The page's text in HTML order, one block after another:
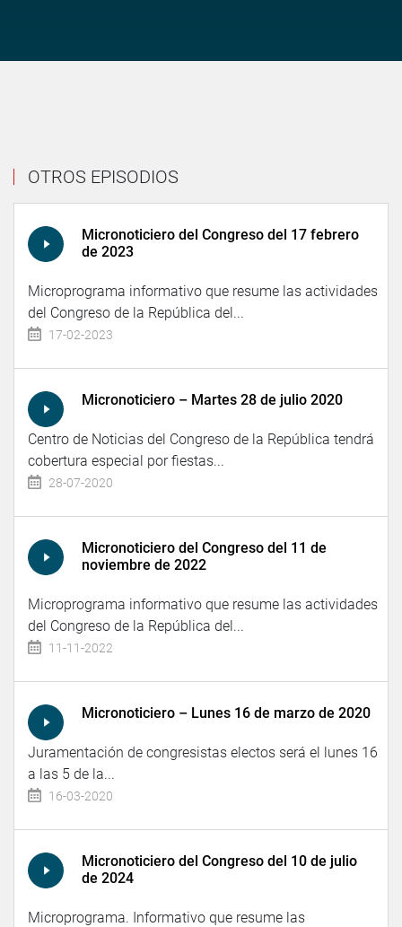
OTROS EPISODIOS
Micronoticiero del Congreso del 17 febrero
de 2023
Microprograma informativo que resume las actividades
del Congreso de la República del...
17-02-2023
Micronoticiero – Martes 28 de julio 2020
Centro de Noticias del Congreso de la República tendrá
cobertura especial por fiestas...
28-07-2020
Micronoticiero del Congreso del 11 de
noviembre de 2022
Microprograma informativo que resume las actividades
del Congreso de la República del...
11-11-2022
Micronoticiero – Lunes 16 de marzo de 2020
Juramentación de congresistas electos será el lunes 16
a las 5 de la...
16-03-2020
Micronoticiero del Congreso del 10 de julio
de 2024
Microprograma. Informativo que resume las